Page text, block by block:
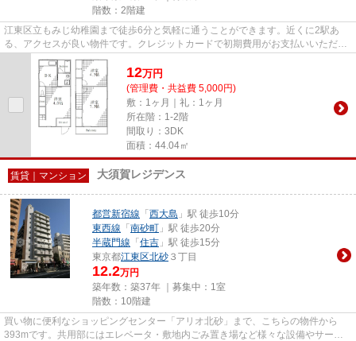
階数：2階建
江東区立もみじ幼稚園まで徒歩6分と気軽に通うことができます。近くに2駅あ
る、アクセスが良い物件です。クレジットカードで初期費用がお支払いいただけ
るので、決済の手間が軽減でき...
12万円
(管理費・共益費 5,000円)
敷：1ヶ月｜礼：1ヶ月
所在階：1-2階
間取り：3DK
面積：44.04㎡
賃貸｜マンション 大須賀レジデンス
都営新宿線 「 西大島 」駅 徒歩10分
東西線 「 南砂町 」駅 徒歩20分
半蔵門線 「 住吉 」駅 徒歩15分
東京都江東区北砂 ３丁目
12.2万円
築年数：築37年 ｜募集中： 1室
階数：10階建
買い物に便利なショッピングセンター「アリオ北砂」まで、こちらの物件から
393mです。共用部にはエレベータ・敷地内ごみ置き場など様々な設備やサービ